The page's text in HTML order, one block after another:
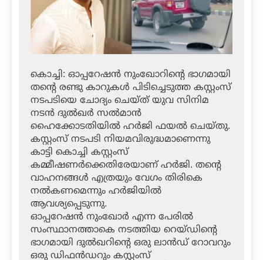
കൊച്ചി: ഓപ്പറേഷന്‍ നുംഖോറിന്റെ ഭാഗമായി
തന്റെ രണ്ടു കാറുകള്‍ പിടിച്ചെടുത്ത കസ്റ്റംസ്
നടപടിയെ ചോദ്യം ചെയ്ത് യുവ സിനിമ
നടന്‍ ദുല്‍ഖര്‍ സല്‍മാന്‍
ഹൈക്കോടതിയില്‍ ഹര്‍ജി ഫയല്‍ ചെയ്തു.
കസ്റ്റംസ് നടപടി നിയമവിരുദ്ധമാണെന്നു
കാട്ടി കൊച്ചി കസ്റ്റംസ്
കമ്മീഷണര്‍ക്കെതിരേയാണ് ഹര്‍ജി. തന്റെ
വാഹനങ്ങള്‍ എത്രയും വേഗം തിരികെ
നല്‍കണമെന്നും ഹര്‍ജിയില്‍
ആവശ്യപ്പെടുന്നു.
ഓപ്പറേഷന്‍ നുംഖോര്‍ എന്ന പേരില്‍
സംസ്ഥാനത്താകെ നടത്തിയ റെയ്ഡിന്റെ
ഭാഗമായി ദുല്‍ഖറിന്റെ ഒരു ലാന്‍ഡ് റോവറും
ഒരു ഡിഫന്‍ഡറും കസ്റ്റംസ്